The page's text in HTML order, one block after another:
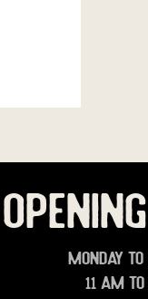
Monday to
11 am to